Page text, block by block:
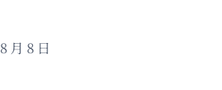
月 8 日